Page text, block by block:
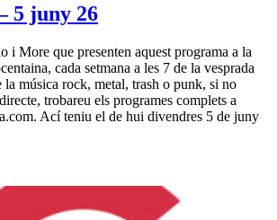
5 juny 26
i More que presenten aquest programa a la
cada setmana a les 7 de la vesprada
la música rock, metal, trash o punk, si no
trobareu els programes complets a
Ací teniu el de hui divendres 5 de juny